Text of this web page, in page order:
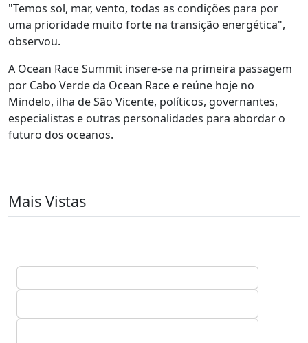
"Temos sol, mar, vento, todas as condições para por
uma prioridade muito forte na transição energética",
observou.
A Ocean Race Summit insere-se na primeira passagem
por Cabo Verde da Ocean Race e reúne hoje no
Mindelo, ilha de São Vicente, políticos, governantes,
especialistas e outras personalidades para abordar o
futuro dos oceanos.
Mais Vistas